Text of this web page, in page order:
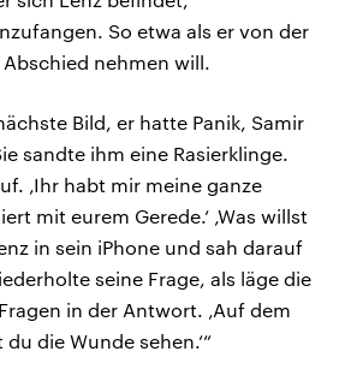
So etwa als er von der
Abschied nehmen will.
Bild, er hatte Panik, Samir
sandte ihm eine Rasierklinge.
‚Ihr habt mir meine ganze
mit eurem Gerede.‘ ‚Was willst
in sein iPhone und sah darauf
seine Frage, als läge die
in der Antwort. ‚Auf dem
die Wunde sehen.‘“